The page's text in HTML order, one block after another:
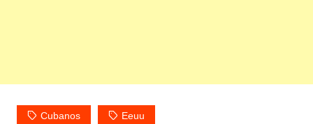
Cubanos Eeuu